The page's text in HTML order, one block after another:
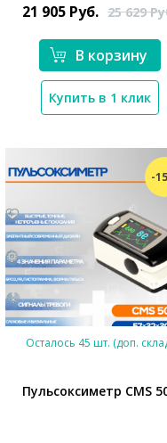
21 905 Руб. 25 629
В корзину
Купить в 1 клик
-
Осталось 45 шт. (доп.
Пульсоксиметр CMS